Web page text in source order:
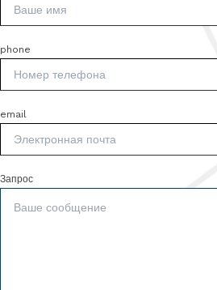
phone
email
Запрос